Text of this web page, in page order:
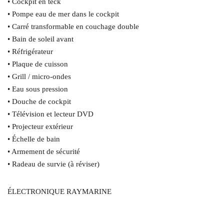
• Pompe eau de mer dans le cockpit
• Carré transformable en couchage double
• Bain de soleil avant
• Réfrigérateur
• Plaque de cuisson
• Grill / micro-ondes
• Eau sous pression
• Douche de cockpit
• Télévision et lecteur DVD
• Projecteur extérieur
• Échelle de bain
• Armement de sécurité
• Radeau de survie (à réviser)
ÉLECTRONIQUE RAYMARINE